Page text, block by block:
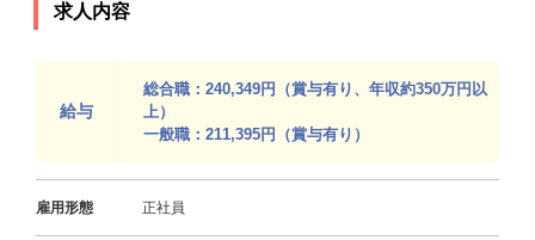
求人内容
給与
総合職：240,349円（賞与有り、年収約350万円以
上）
一般職：211,395円（賞与有り）
雇用形態 正社員